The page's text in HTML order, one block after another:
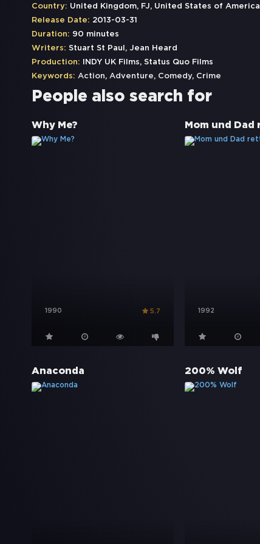
Country: United Kingdom, FJ, United States of America
Release Date: 2013-03-31
Duration: 90 minutes
Writers: Stuart St Paul, Jean Heard
Production: INDY UK Films, Status Quo Films
Keywords: Action, Adventure, Comedy, Crime
People also search for
Why Me?
1990 5.7 1992
Anaconda 200% Wolf